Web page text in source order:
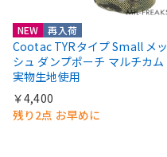
NEW 再入荷
Cootac TYRタイプ Small メッ
シュ ダンプポーチ マルチカム
実物生地使用
￥4,400
残り2点 お早めに